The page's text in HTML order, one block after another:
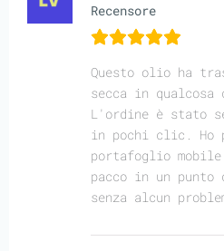
Recensore
Questo olio ha
secca in
L'ordine è stato
in pochi clic. Ho
portafoglio
pacco in un punto
senza alcun